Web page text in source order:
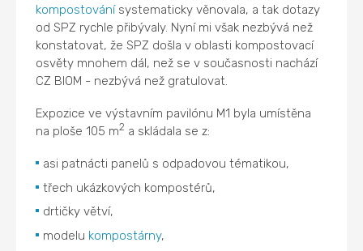
kompostovánísystematicky věnovala, a tak dotazy
od SPZ rychle přibývaly. Nyní mi však nezbývá než
konstatovat, že SPZ došla v oblasti kompostovací
osvěty mnohem dál, než se v současnosti nachází
CZ BIOM - nezbývá než gratulovat.
Expozice ve výstavním pavilónu M1 byla umístěna
na ploše 105 m2 a skládala se z:
asi patnácti panelů s odpadovou tématikou,
třech ukázkových kompostérů,
drtičky větví,
modelu kompostárny,